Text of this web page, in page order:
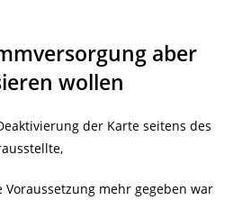
aber
wollen
der Karte seitens des
mehr gegeben war